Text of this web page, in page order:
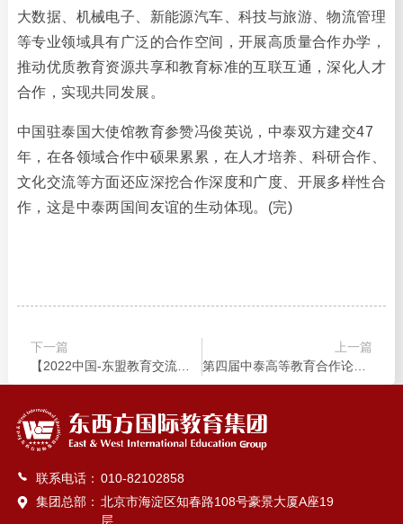
大数据、机械电子、新能源汽车、科技与旅游、物流管理
等专业领域具有广泛的合作空间，开展高质量合作办学，
推动优质教育资源共享和教育标准的互联互通，深化人才
合作，实现共同发展。
中国驻泰国大使馆教育参赞冯俊英说，中泰双方建交47
年，在各领域合作中硕果累累，在人才培养、科研合作、
文化交流等方面还应深挖合作深度和广度、开展多样性合
作，这是中泰两国间友谊的生动体现。(完)
下一篇
【2022中国-东盟教育交流周】第四届中泰高等教育合作论坛–国际青年学子论坛在贵阳学院成功举办
上一篇
第四届中泰高等教育合作论坛举行
联系电话：
集团总部：
010-82102858
北京市海淀区知春路108号豪景大厦A座19
层